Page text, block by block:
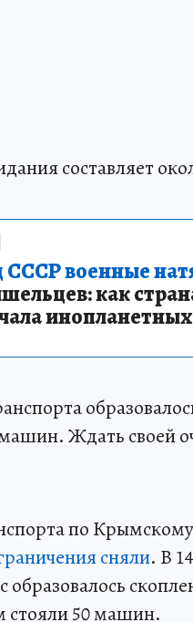
составляет
военные
как
Ждать своей
по
сняли. В
стояли 50 машин.